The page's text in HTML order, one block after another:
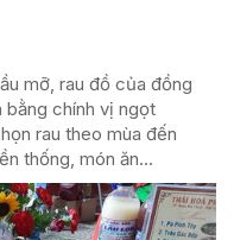
mỡ, rau đồ của đồng
chính vị ngọt
rau theo mùa đến
thống, món ăn...